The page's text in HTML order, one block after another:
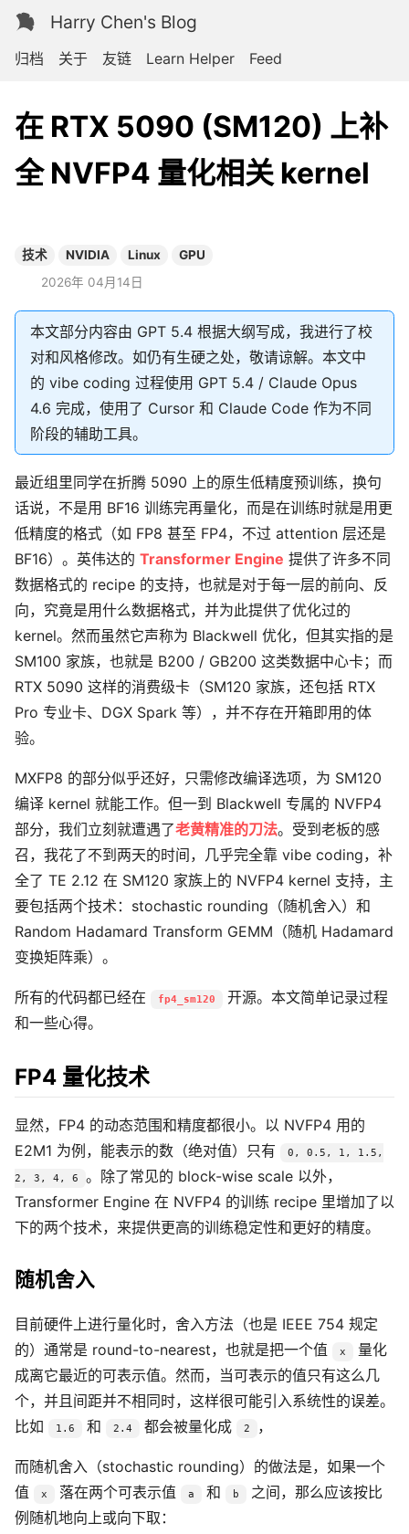
Harry Chen's Blog
归档 关于 友链 Learn Helper Feed
在 RTX 5090 (SM120) 上补
全 NVFP4 量化相关 kernel
技术 NVIDIA Linux
GPU
2026年 04月14日
本文部分内容由 GPT 5.4 根据大纲写成，我进行了校
对和风格修改。如仍有生硬之处，敬请谅解。本文中
的 vibe coding 过程使用 GPT 5.4 / Claude Opus
4.6 完成，使用了 Cursor 和 Claude Code 作为不同
阶段的辅助工具。
最近组里同学在折腾 5090 上的原生低精度预训练，换句
话说，不是用 BF16 训练完再量化，而是在训练时就是用更
低精度的格式（如 FP8 甚至 FP4，不过 attention 层还是
BF16）。英伟达的 Transformer Engine 提供了许多不同
数据格式的 recipe 的支持，也就是对于每一层的前向、反
向，究竟是用什么数据格式，并为此提供了优化过的
kernel。然而虽然它声称为 Blackwell 优化，但其实指的是
SM100 家族，也就是 B200 / GB200 这类数据中心卡；而
RTX 5090 这样的消费级卡（SM120 家族，还包括 RTX
Pro 专业卡、DGX Spark 等），并不存在开箱即用的体
验。
MXFP8 的部分似乎还好，只需修改编译选项，为 SM120
编译 kernel 就能工作。但一到 Blackwell 专属的 NVFP4
部分，我们立刻就遭遇了老黄精准的刀法。受到老板的感
召，我花了不到两天的时间，几乎完全靠 vibe coding，补
全了 TE 2.12 在 SM120 家族上的 NVFP4 kernel 支持，主
要包括两个技术：stochastic rounding（随机舍入）和
Random Hadamard Transform GEMM（随机 Hadamard
变换矩阵乘）。
所有的代码都已经在 fp4_sm120
开源。本文简单记录过程
和一些心得。
FP4 量化技术
显然，FP4 的动态范围和精度都很小。以 NVFP4 用的
E2M1 为例，能表示的数（绝对值）只有
0, 0.5, 1, 1.5,
2, 3, 4, 6
。除了常见的 block-wise scale 以外，
Transformer Engine 在 NVFP4 的训练 recipe 里增加了以
下的两个技术，来提供更高的训练稳定性和更好的精度。
随机舍入
目前硬件上进行量化时，舍入方法（也是 IEEE 754 规定
的）通常是 round-to-nearest，也就是把一个值
x
量化
成离它最近的可表示值。然而，当可表示的值只有这么几
个，并且间距并不相同时，这样很可能引入系统性的误差。
比如
1.6 和 2.4 都会被量化成 2 ，
而随机舍入（stochastic rounding）的做法是，如果一个
值
x 落在两个可表示值 a 和 b
之间，那么应该按比
例随机地向上或向下取：